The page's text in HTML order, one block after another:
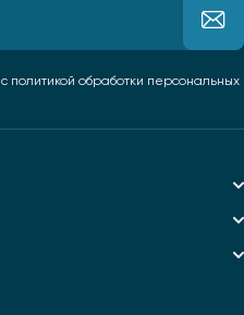
с политикой обработки персональных